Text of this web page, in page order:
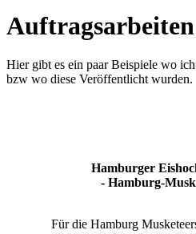
Auftragsarbeiten
Hier gibt es ein paar Beispiele wo
bzw wo diese Veröffentlicht wurden.
Hamburger
- Hamburg-
Für die Hamburg